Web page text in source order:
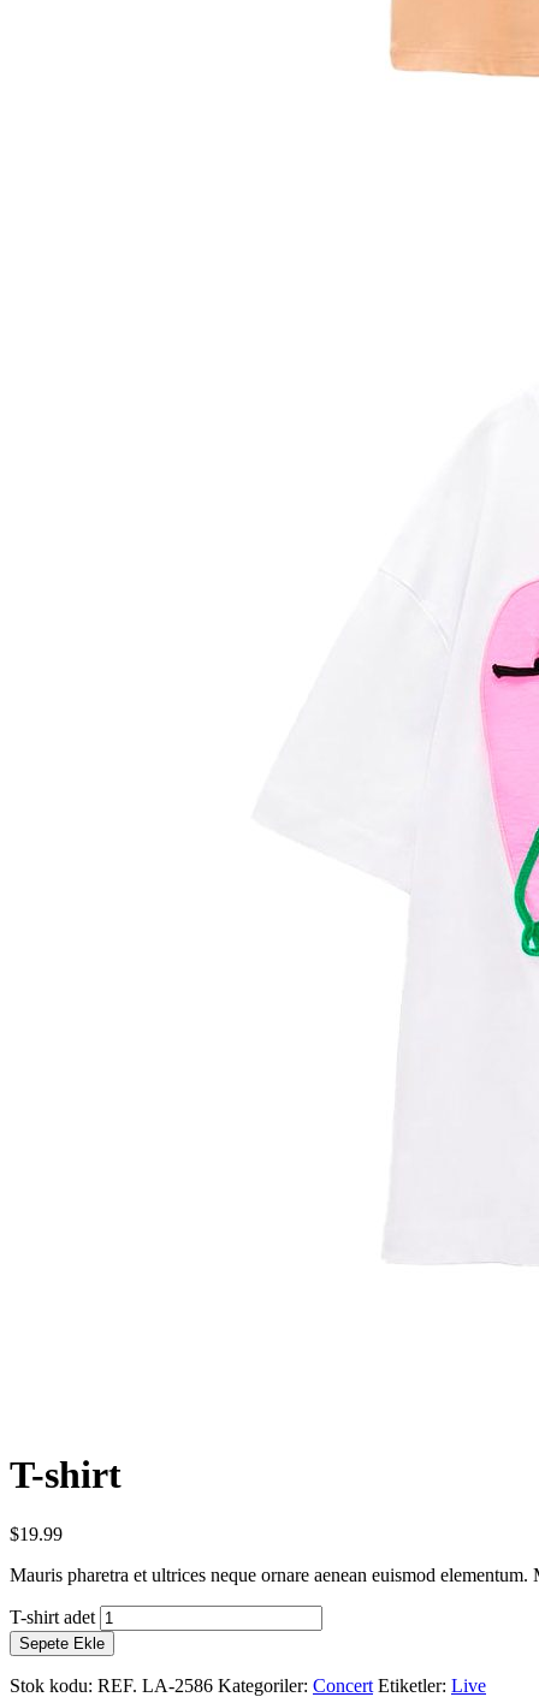
T-shirt
$19.99
Mauris pharetra et ultrices neque ornare aenean euismod
T-shirt adet
Sepete Ekle
Stok kodu: REF. LA-2586 Kategoriler: Concert Etiketler: Live